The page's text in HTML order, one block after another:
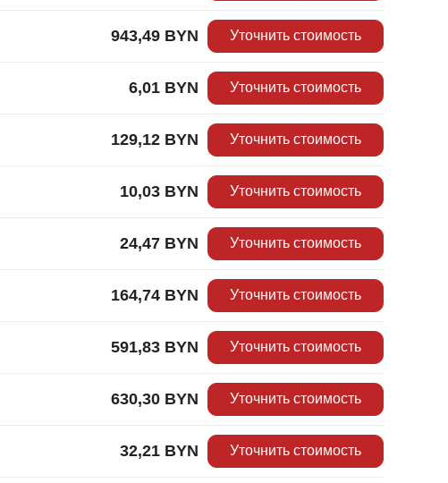
943,49 BYN Уточнить стоимость
6,01 BYN Уточнить стоимость
129,12 BYN Уточнить стоимость
10,03 BYN Уточнить стоимость
24,47 BYN Уточнить стоимость
164,74 BYN Уточнить стоимость
591,83 BYN Уточнить стоимость
630,30 BYN Уточнить стоимость
32,21 BYN Уточнить стоимость